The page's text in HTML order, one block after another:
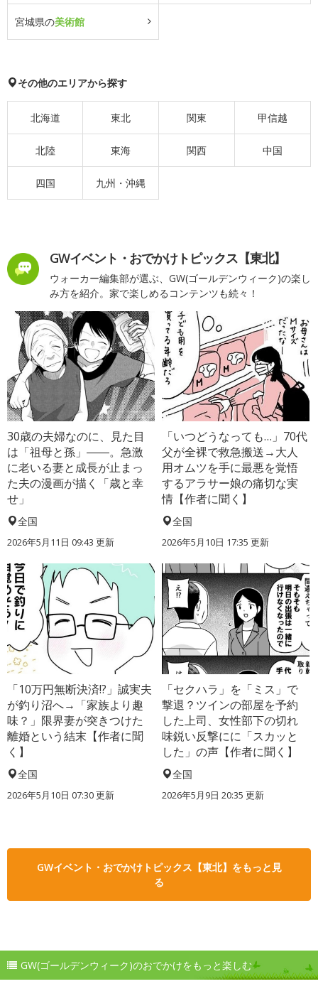
宮城県の美術館
その他のエリアから探す
北海道 東北 関東 甲信越
北陸 東海 関西 中国
四国 九州・沖縄
GWイベント・おでかけトピックス【東北】
ウォーカー編集部が選ぶ、GW(ゴールデンウィーク)の楽し
み方を紹介。家で楽しめるコンテンツも続々！
30歳の夫婦なのに、見た目
は「祖母と孫」――。急激
に老いる妻と成長が止まっ
た夫の漫画が描く「歳と幸
せ」
全国
2026年5月11日 09:43 更新
「いつどうなっても…」70代
父が全裸で救急搬送→大人
用オムツを手に最悪を覚悟
するアラサー娘の痛切な実
情【作者に聞く】
全国
2026年5月10日 17:35 更新
「10万円無断決済!?」誠実夫
が釣り沼へ→「家族より趣
味？」限界妻が突きつけた
離婚という結末【作者に聞
く】
全国
2026年5月10日 07:30 更新
「セクハラ」を「ミス」で
撃退？ツインの部屋を予約
した上司、女性部下の切れ
味鋭い反撃にに「スカッと
した」の声【作者に聞く】
全国
2026年5月9日 20:35 更新
GWイベント・おでかけトピックス【東北】をもっと見
る
GW(ゴールデンウィーク)のおでかけをもっと楽しむ